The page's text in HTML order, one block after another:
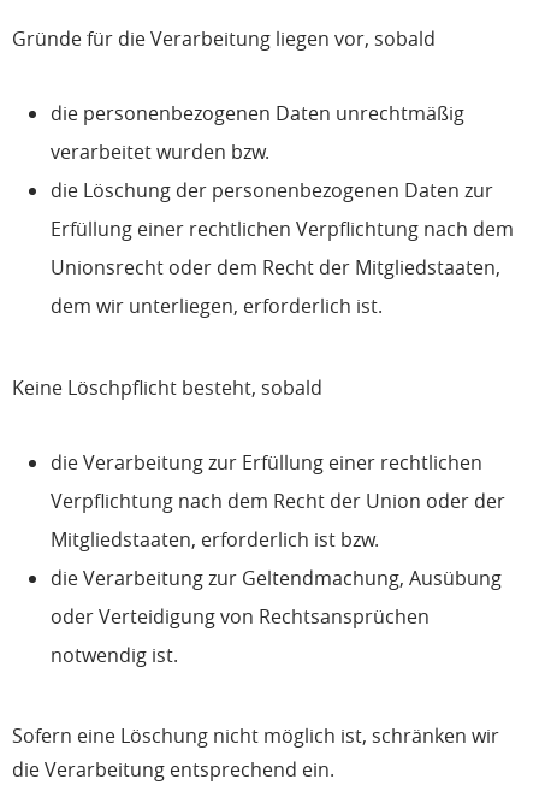
Gründe für die Verarbeitung liegen vor, sobald
die personenbezogenen Daten unrechtmäßig
verarbeitet wurden bzw.
die Löschung der personenbezogenen Daten zur
Erfüllung einer rechtlichen Verpflichtung nach dem
Unionsrecht oder dem Recht der Mitgliedstaaten,
dem wir unterliegen, erforderlich ist.
Keine Löschpflicht besteht, sobald
die Verarbeitung zur Erfüllung einer rechtlichen
Verpflichtung nach dem Recht der Union oder der
Mitgliedstaaten, erforderlich ist bzw.
die Verarbeitung zur Geltendmachung, Ausübung
oder Verteidigung von Rechtsansprüchen
notwendig ist.
Sofern eine Löschung nicht möglich ist, schränken wir
die Verarbeitung entsprechend ein.